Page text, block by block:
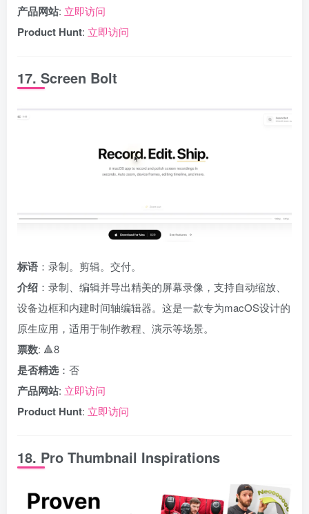
产品网站: 立即访问
Product Hunt: 立即访问
17. Screen Bolt
标语 ：录制。剪辑。交付。
介绍 ：录制、编辑并导出精美的屏幕录像，支持自动缩放、
设备边框和内建时间轴编辑器。这是一款专为macOS设计的
原生应用，适用于制作教程、演示等场景。
票数: 🔺8
是否精选 ：否
产品网站: 立即访问
Product Hunt: 立即访问
18. Pro Thumbnail Inspirations